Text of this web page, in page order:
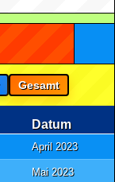
Gesamt
Datum
April 2023
Mai 2023